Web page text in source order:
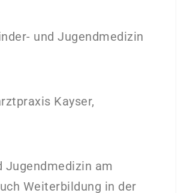
und Jugendmedizin
Kayser,
Jugendmedizin am
Weiterbildung in der